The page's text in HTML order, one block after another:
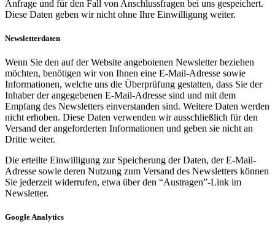
Anfrage und für den Fall von Anschlussfragen bei uns gespeichert.
Diese Daten geben wir nicht ohne Ihre Einwilligung weiter.
Newsletterdaten
Wenn Sie den auf der Website angebotenen Newsletter beziehen
möchten, benötigen wir von Ihnen eine E-Mail-Adresse sowie
Informationen, welche uns die Überprüfung gestatten, dass Sie der
Inhaber der angegebenen E-Mail-Adresse sind und mit dem
Empfang des Newsletters einverstanden sind. Weitere Daten werden
nicht erhoben. Diese Daten verwenden wir ausschließlich für den
Versand der angeforderten Informationen und geben sie nicht an
Dritte weiter.
Die erteilte Einwilligung zur Speicherung der Daten, der E-Mail-
Adresse sowie deren Nutzung zum Versand des Newsletters können
Sie jederzeit widerrufen, etwa über den “Austragen”-Link im
Newsletter.
Google Analytics